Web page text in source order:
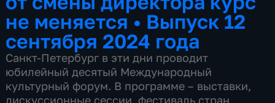
не меняется • Выпуск 12
сентября 2024 года
Санкт-Петербург в эти дни проводит
юбилейный десятый Международный
культурный форум. В программе – выставки,
дискуссионные сессии, фестиваль стран